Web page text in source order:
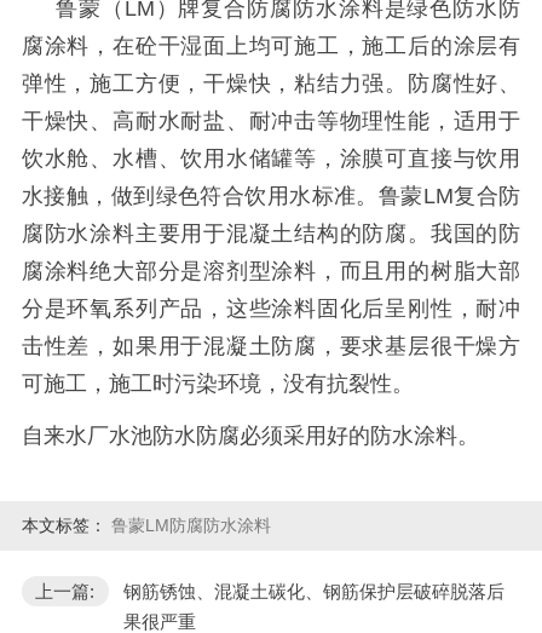
鲁蒙（ LM ）牌复合防腐防水涂料是绿色防水防
腐涂料，在砼干湿面上均可施工，施工后的涂层有
弹性，施工方便，干燥快，粘结力强。防腐性好、
干燥快、高耐水耐盐、耐冲击等物理性能，适用于
饮水舱、水槽、饮用水储罐等，涂膜可直接与饮用
水接触，做到绿色符合饮用水标准。鲁蒙LM复合防
腐防水涂料主要用于混凝土结构的防腐。我国的防
腐涂料绝大部分是溶剂型涂料，而且用的树脂大部
分是环氧系列产品，这些涂料固化后呈刚性，耐冲
击性差，如果用于混凝土防腐，要求基层很干燥方
可施工，施工时污染环境，没有抗裂性。
自来水厂水池防水防腐必须采用好的防水涂料。
本文标签： 鲁蒙LM防腐防水涂料
上一篇:
钢筋锈蚀、混凝土碳化、钢筋保护层破碎脱落后
果很严重